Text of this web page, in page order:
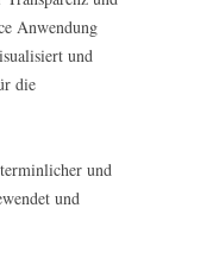
Anwendung
und
die
und
und